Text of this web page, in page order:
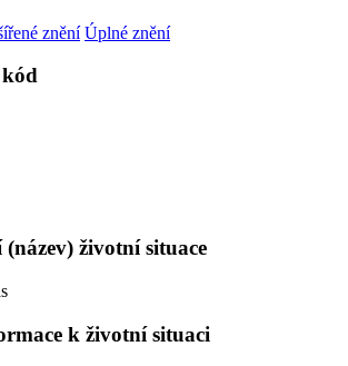
znění Úplné znění
životní situace
k životní situaci